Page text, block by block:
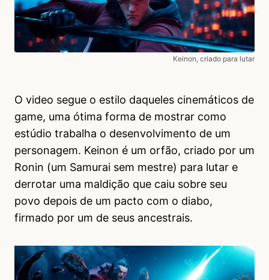
Keinon, criado para lutar
O video segue o estilo daqueles cinemáticos de
game, uma ótima forma de mostrar como
estúdio trabalha o desenvolvimento de um
personagem. Keinon é um orfão, criado por um
Ronin (um Samurai sem mestre) para lutar e
derrotar uma maldição que caiu sobre seu
povo depois de um pacto com o diabo,
firmado por um de seus ancestrais.